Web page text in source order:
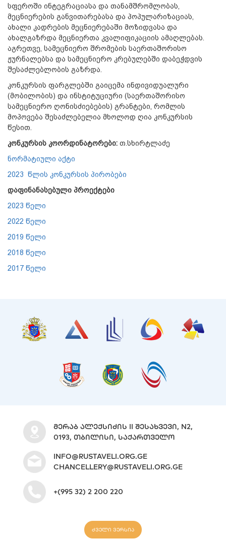
სფეროში ინტეგრაციასა და თანამშრომლობას,
მეცნიერების განვითარებასა და პოპულარიზაციას,
ახალი კადრების მეცნიერებაში მოზიდვასა და
ახალგაზრდა მეცნიერთა კვალიფიკაციის ამაღლებას.
აგრეთვე, სამეცნიერო შრომების საერთაშორისო
ჟურნალებსა და სამეცნიერო კრებულებში დაბეჭდვის
შესაძლებლობის გაზრდა.
კონკურსის ფარგლებში გაიცემა ინდივიდუალური
(მობილობის) და ინსტიტუციური (საერთაშორისო
სამეცნიერო ღონისძიებების) გრანტები, რომლის
მოპოვება შესაძლებელია მხოლოდ ღია კონკურსის
წესით.
კონკურსის კოორდინატორები: თ.სხირტლაძე
ნორმატიული აქტი
2023 წლის კონკურსის პირობები
დაფინანასებული პროექტები
2023 წელი
2022 წელი
2019 წელი
2018 წელი
2017 წელი
ᲛᲔᲠᲐᲑ ᲐᲚᲔᲥᲡᲘᲫᲘᲡ II ᲨᲔᲡᲐᲮᲕᲔᲕᲘ, N2,
0193, ᲗᲑᲘᲚᲘᲡᲘ, ᲡᲐᲥᲐᲠᲗᲕᲔᲚᲝ
INFO@RUSTAVELI.ORG.GE
CHANCELLERY@RUSTAVELI.ORG.GE
+(995 32) 2 200 220
ძველი ვერსია